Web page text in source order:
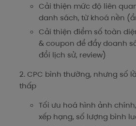
Cải thiện mức độ liên
danh sách, từ khoá nền
Cải thiện điểm số toàn
& coupon để đẩy doanh
đổi lịch sử, review)
2. CPC bình thường, nhưng số
thấp
Tối ưu hoá hình ảnh
xếp hạng, số lượng bình